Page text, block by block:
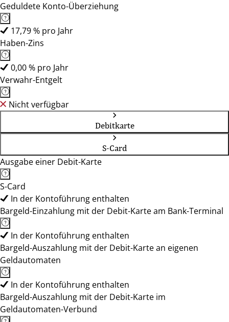
Geduldete Konto-Überziehung
17,79 % pro Jahr
Haben-Zins
0,00 % pro Jahr
Verwahr-Entgelt
Nicht verfügbar
Debitkarte
S-Card
Ausgabe einer Debit-Karte
S-Card
In der Kontoführung enthalten
Bargeld-Einzahlung mit der Debit-Karte am Bank-Terminal
In der Kontoführung enthalten
Bargeld-Auszahlung mit der Debit-Karte an eigenen
Geldautomaten
In der Kontoführung enthalten
Bargeld-Auszahlung mit der Debit-Karte im
Geldautomaten-Verbund